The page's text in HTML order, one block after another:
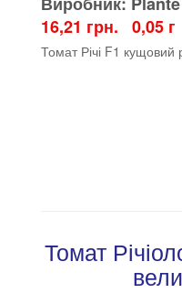
16,21 грн. 0,05 г
Томат Річі F1 кущовий
Томат